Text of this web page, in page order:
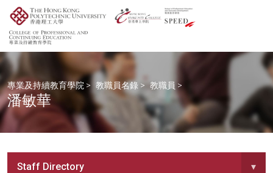
專業及持續教育學院 > 教職員名錄 > 教職員 >
潘敏華
Staff Directory ▾